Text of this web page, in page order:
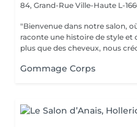
84, Grand-Rue Ville-Haute L-
"Bienvenue dans notre salon,
raconte une histoire de style et
plus que des cheveux, nous
Gommage Corps